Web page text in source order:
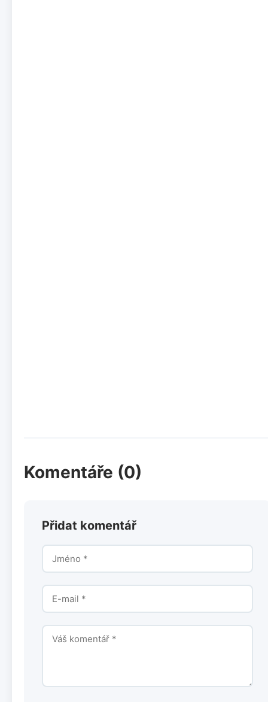
Komentáře (0)
Přidat komentář